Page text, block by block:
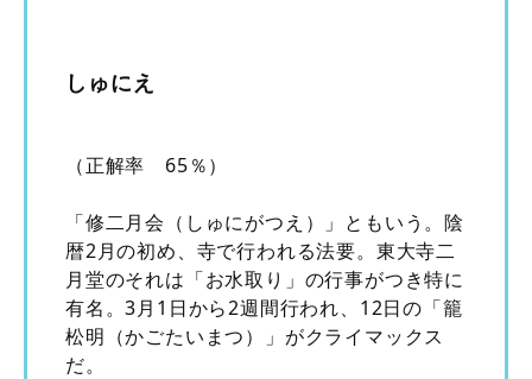
しゅにえ
（正解率 65％）
「修二月会（しゅにがつえ）」ともいう。陰
暦2月の初め、寺で行われる法要。東大寺二
月堂のそれは「お水取り」の行事がつき特に
有名。3月1日から2週間行われ、12日の「籠
松明（かごたいまつ）」がクライマックス
だ。